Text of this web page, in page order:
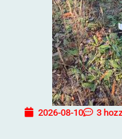
2026-08-10 3